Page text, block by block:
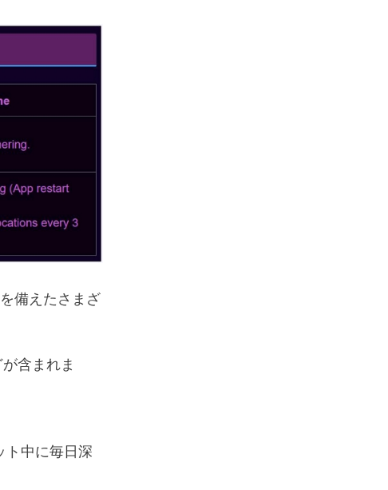
備えたさまざ
含まれま
ト中に毎日深